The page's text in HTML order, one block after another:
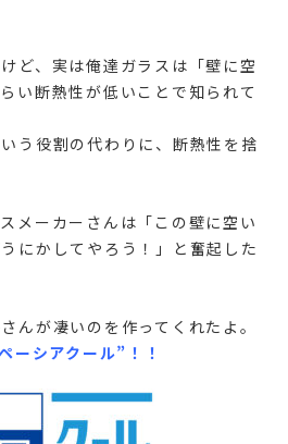
ど、実は俺達ガラスは「壁に空
い断熱性が低いことで知られて
う役割の代わりに、断熱性を捨
メーカーさんは「この壁に空い
にかしてやろう！」と奮起した
んが凄いのを作ってくれたよ。
ーシアクール”！！